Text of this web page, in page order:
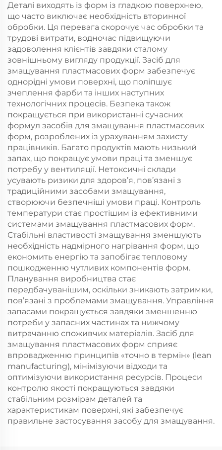
Деталі виходять із форм із гладкою поверхнею,
що часто виключає необхідність вторинної
обробки. Ця перевага скорочує час обробки та
трудові витрати, водночас підвищуючи
задоволення клієнтів завдяки сталому
зовнішньому вигляду продукції. Засіб для
змащування пластмасових форм забезпечує
однорідні умови поверхні, що поліпшує
зчеплення фарби та інших наступних
технологічних процесів. Безпека також
покращується при використанні сучасних
формул засобів для змащування пластмасових
форм, розроблених із урахуванням захисту
працівників. Багато продуктів мають низький
запах, що покращує умови праці та зменшує
потребу у вентиляції. Нетоксичні склади
усувають ризики для здоров’я, пов’язані з
традиційними засобами змащування,
створюючи безпечніші умови праці. Контроль
температури стає простішим із ефективними
системами змащування пластмасових форм.
Стабільні властивості змащування зменшують
необхідність надмірного нагрівання форм, що
економить енергію та запобігає тепловому
пошкодженню чутливих компонентів форм.
Планування виробництва стає
передбачуванішим, оскільки зникають затримки,
пов’язані з проблемами змащування. Управління
запасами покращується завдяки зменшенню
потреби у запасних частинах та нижчому
витрачанню споживчих матеріалів. Засіб для
змащування пластмасових форм сприяє
впровадженню принципів «точно в термін» (lean
manufacturing), мінімізуючи відходи та
оптимізуючи використання ресурсів. Процеси
контролю якості покращуються завдяки
стабільним розмірам деталей та
характеристикам поверхні, які забезпечує
правильне застосування засобу для змащування.